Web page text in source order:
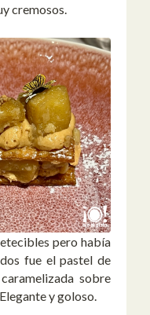
cremosos.
pero había
fue el pastel de
sobre
y goloso.